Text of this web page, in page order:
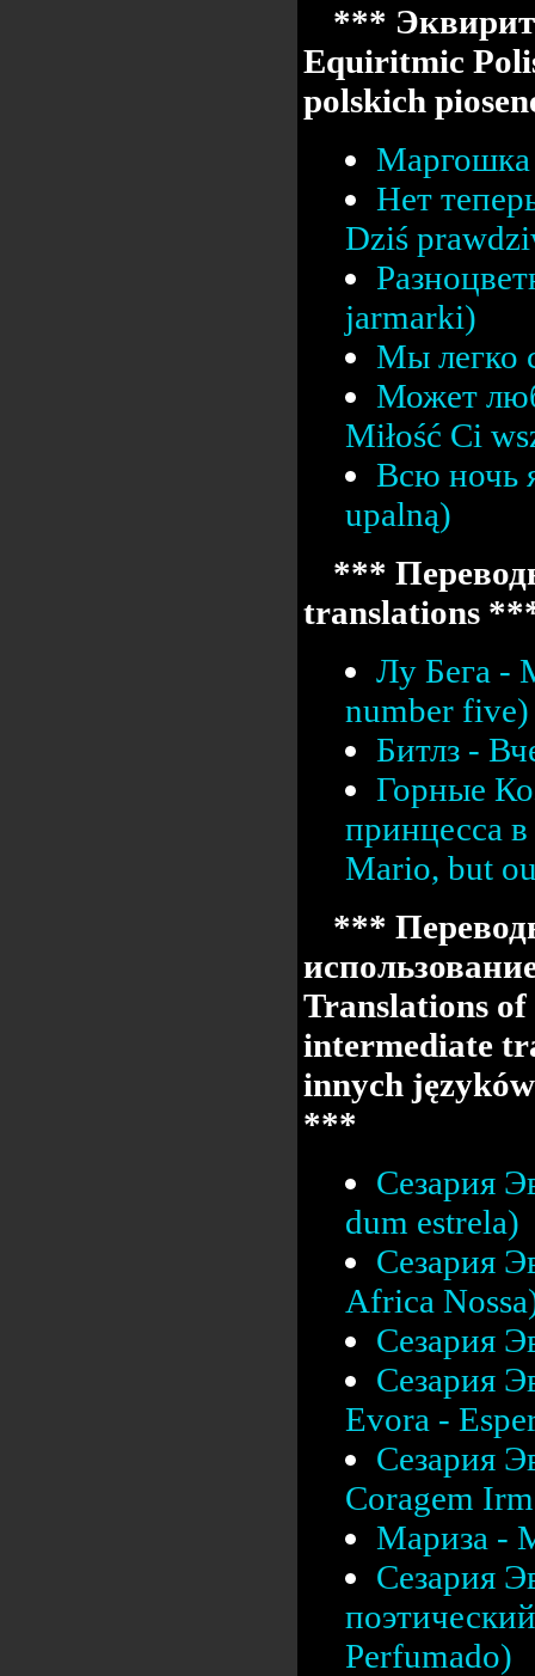
***
Equiritmic
polskich
Маргошка
Нет
Dziś
jarmarki)
Мы легко
Может
Miłość Ci
Всю ночь
upalną)
***
translations
Лу Бега -
number five)
Битлз -
Горные
принцесса
Mario, but
***
Translations of
intermediate
innych
***
Сезария
dum estrela)
Сезария
Africa
Сезария
Сезария
Evora -
Сезария
Coragem
Мариза -
Сезария
Perfumado)